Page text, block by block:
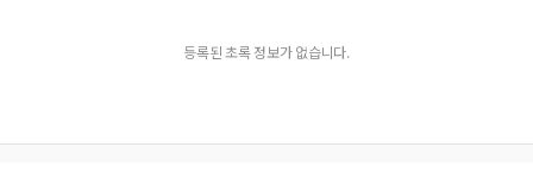
등록된 초록 정보가 없습니다.